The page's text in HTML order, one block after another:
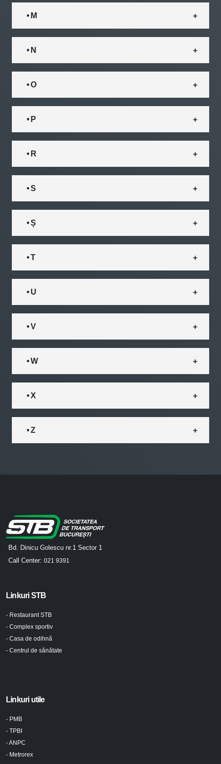
• M
• N
• O
• P
• R
• S
• Ș
• T
• U
• V
• W
• X
• Z
Bd. Dinicu Golescu nr.1 Sector 1
Call Center: 021 9391
Linkuri STB
- Restaurant STB
- Complex sportiv
- Casa de odihnă
- Centrul de sănătate
Linkuri utile
- PMB
- TPBI
- ANPC
- Metrorex